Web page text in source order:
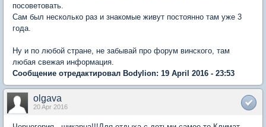
посоветовать.
Сам был несколько раз и знакомые живут постоянно там уже 3
года.
Ну и по любой стране, не забывай про форум винского, там
любая свежая информация.
Сообщение отредактировал Bodylion: 19 April 2016 - 23:53
olgava
20 Apr 2016